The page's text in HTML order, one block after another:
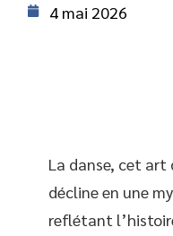
4 mai 2026
La danse, cet art
décline en une
reflétant